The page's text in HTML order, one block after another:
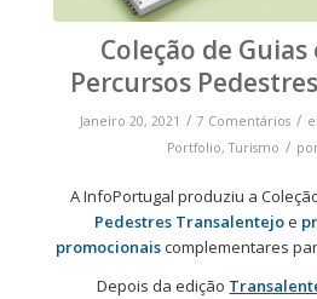
Coleção de
Percursos
Janeiro 20, 2021 / 7 Comentários /
Portfolio,Turismo /
A InfoPortugal produziu a
Pedestres Transalentejoe
promocionaiscomplementares
Depois da edição